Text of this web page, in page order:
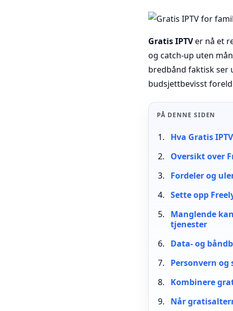
Gratis IPTVer nå et
og catch-up uten
bredbånd faktisk ser
budsjettbevisst
PÅ DENNE SIDEN
Hva Gratis
Oversikt over
Fordeler og
Sette opp
Manglende
tjenester
Data- og
Personvern
Kombinere
Når